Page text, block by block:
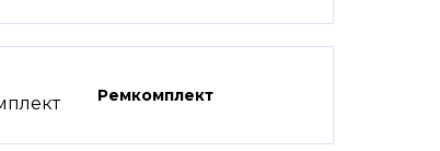
Ремкомплект